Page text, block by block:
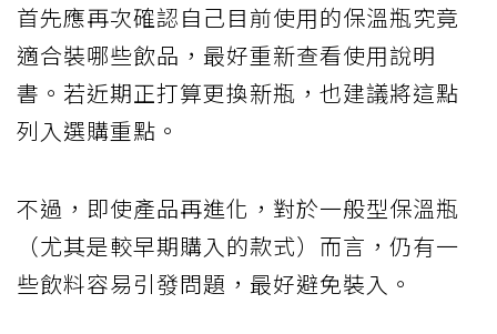
首先應再次確認自己目前使用的保溫瓶究竟
適合裝哪些飲品，最好重新查看使用說明
書。若近期正打算更換新瓶，也建議將這點
列入選購重點。
不過，即使產品再進化，對於一般型保溫瓶
（尤其是較早期購入的款式）而言，仍有一
些飲料容易引發問題，最好避免裝入。